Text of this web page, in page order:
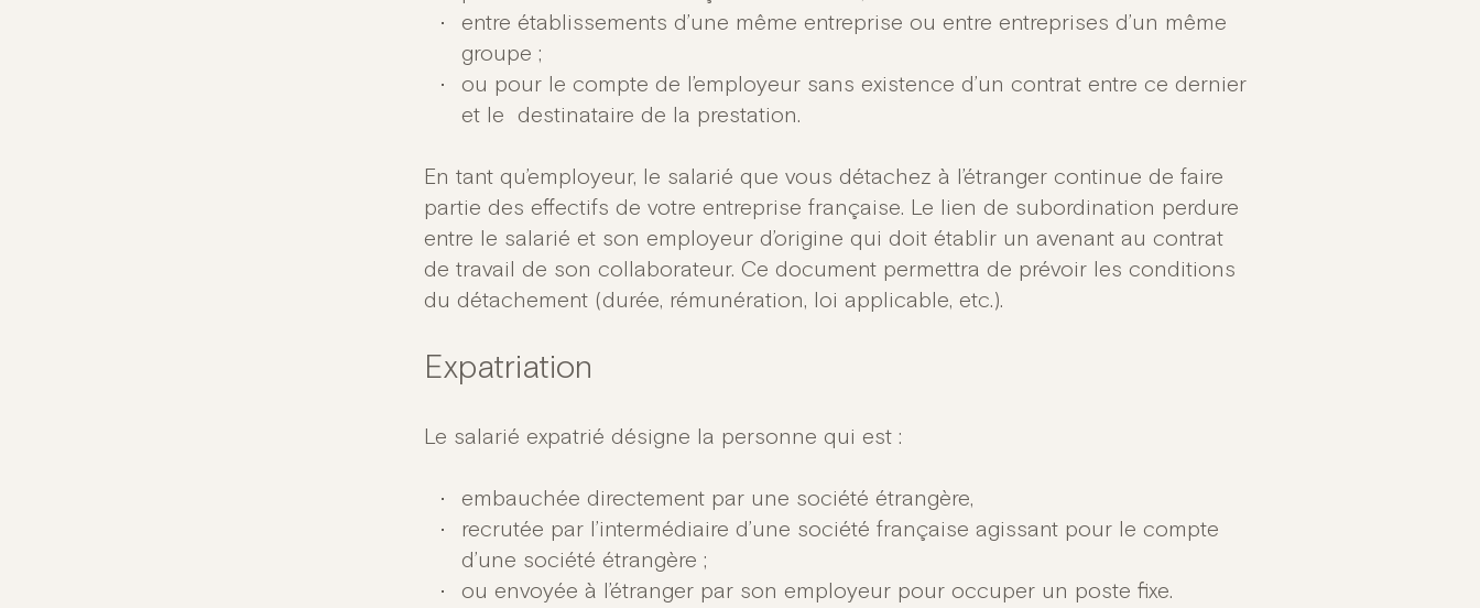
entre établissements d’une même entreprise ou entre entreprises d’un même
groupe ;
ou pour le compte de l’employeur sans existence d’un contrat entre ce dernier
et le destinataire de la prestation.
En tant qu’employeur, le salarié que vous détachez à l’étranger continue de faire
partie des effectifs de votre entreprise française. Le lien de subordination perdure
entre le salarié et son employeur d’origine qui doit établir un avenant au contrat
de travail de son collaborateur. Ce document permettra de prévoir les conditions
du détachement (durée, rémunération, loi applicable, etc.).
Expatriation
Le salarié expatrié désigne la personne qui est :
embauchée directement par une société étrangère,
recrutée par l’intermédiaire d’une société française agissant pour le compte
d’une société étrangère ;
ou envoyée à l’étranger par son employeur pour occuper un poste fixe.